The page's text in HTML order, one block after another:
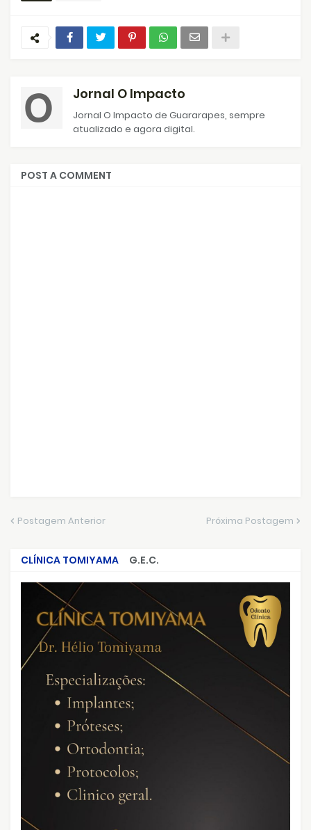
Jornal O Impacto
Jornal O Impacto de Guararapes, sempre
atualizado e agora digital.
POST A COMMENT
Postagem Anterior Próxima Postagem
CLÍNICA TOMIYAMA
G.E.C.
CRIMES QUE ABALARAM O BRASIL